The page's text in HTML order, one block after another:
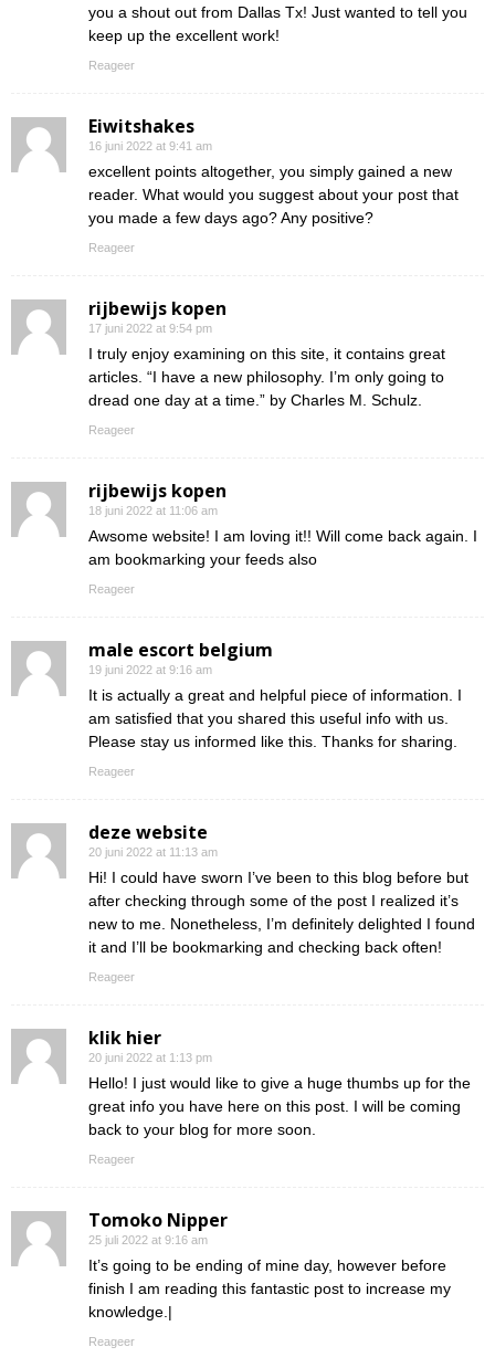
you a shout out from Dallas Tx! Just wanted to tell you
keep up the excellent work!
Reageer
Eiwitshakes
16 juni 2022 at 9:41 am
excellent points altogether, you simply gained a new
reader. What would you suggest about your post that
you made a few days ago? Any positive?
Reageer
rijbewijs kopen
17 juni 2022 at 9:54 pm
I truly enjoy examining on this site, it contains great
articles. “I have a new philosophy. I’m only going to
dread one day at a time.” by Charles M. Schulz.
Reageer
rijbewijs kopen
18 juni 2022 at 11:06 am
Awsome website! I am loving it!! Will come back again. I
am bookmarking your feeds also
Reageer
male escort belgium
19 juni 2022 at 9:16 am
It is actually a great and helpful piece of information. I
am satisfied that you shared this useful info with us.
Please stay us informed like this. Thanks for sharing.
Reageer
deze website
20 juni 2022 at 11:13 am
Hi! I could have sworn I’ve been to this blog before but
after checking through some of the post I realized it’s
new to me. Nonetheless, I’m definitely delighted I found
it and I’ll be bookmarking and checking back often!
Reageer
klik hier
20 juni 2022 at 1:13 pm
Hello! I just would like to give a huge thumbs up for the
great info you have here on this post. I will be coming
back to your blog for more soon.
Reageer
Tomoko Nipper
25 juli 2022 at 9:16 am
It’s going to be ending of mine day, however before
finish I am reading this fantastic post to increase my
knowledge.|
Reageer